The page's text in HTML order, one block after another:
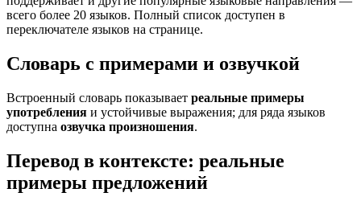
всего более 20 языков. Полный список доступен в
переключателе языков на странице.
Словарь с примерами и озвучкой
Встроенный словарь показывает реальные примеры
употребления и устойчивые выражения; для ряда языков
доступна озвучка произношения.
Перевод в контексте: реальные
примеры предложений